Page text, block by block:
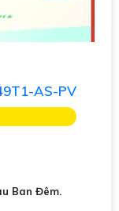
AS-PV
Ban Đêm.